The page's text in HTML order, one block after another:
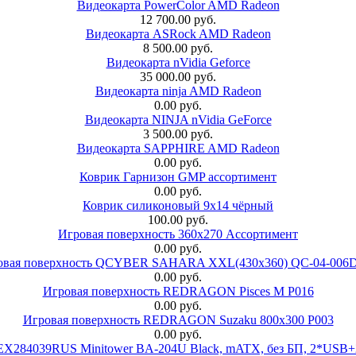
Видеокарта PowerColor AMD Radeon
12 700.00 руб.
Видеокарта ASRock AMD Radeon
8 500.00 руб.
Видеокарта nVidia Geforce
35 000.00 руб.
Видеокарта ninja AMD Radeon
0.00 руб.
Видеокарта NINJA nVidia GeForce
3 500.00 руб.
Видеокарта SAPPHIRE AMD Radeon
0.00 руб.
Коврик Гарнизон GMP ассортимент
0.00 руб.
Коврик силиконовый 9х14 чёрный
100.00 руб.
Игровая поверхность 360x270 Ассортимент
0.00 руб.
поверхность QCYBER SAHARA XXL(430x360) QC-04-
0.00 руб.
Игровая поверхность REDRAGON Pisces M P016
0.00 руб.
Игровая поверхность REDRAGON Suzaku 800x300 P003
0.00 руб.
Minitower BA-204U Black, mATX, без БП,